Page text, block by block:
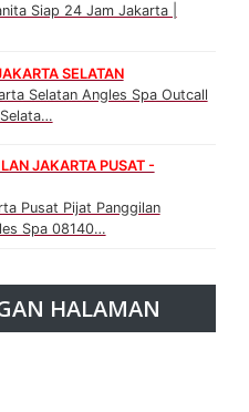
Siap 24 Jam Jakarta |
SELATAN
Selatan Angles Spa Outcall
JAKARTA PUSAT -
Pusat Pijat Panggilan
Spa 08140…
HALAMAN